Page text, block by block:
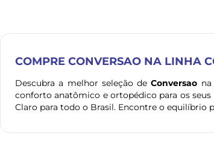
COMPRE CONVERSAO NA LINHA
Descubra a melhor seleção deConversao na
conforto anatômico e ortopédico para os seus
Claro para todo o Brasil. Encontre o equilíbrio